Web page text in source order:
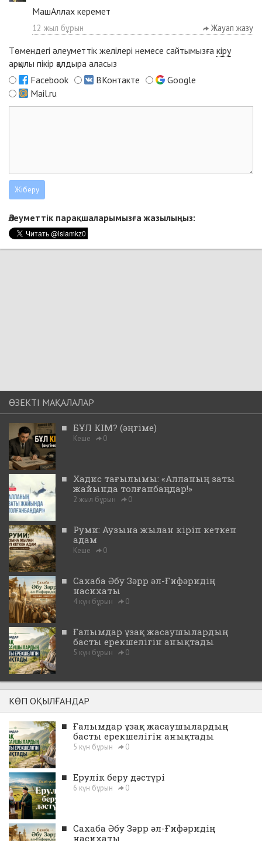
МашАллах керемет
12 жыл бұрын Жауап жазу
Төмендегі әлеуметтік желілері немесе сайтымызға кіру
арқылы пікір қалдыра аласыз
Facebook
ВКонтакте
Google
Mail.ru
Әлеуметтік парақшаларымызға жазылыңыз:
ӨЗЕКТІ МАҚАЛАЛАР
■ БҰЛ КІМ? (әңгіме)
Кеше 0
■ Хадис тағылымы: «Алланың заты
жайында толғанбаңдар!»
2 жыл бұрын 0
■ Руми: Аузына жылан кіріп кеткен
адам
Кеше 0
■ Сахаба Әбу Зәрр әл-Ғифәридің
насихаты
4 күн бұрын 0
■ Ғалымдар ұзақ жасаушылардың
басты ерекшелігін анықтады
5 күн бұрын 0
КӨП ОҚЫЛҒАНДАР
■ Ғалымдар ұзақ жасаушылардың
басты ерекшелігін анықтады
5 күн бұрын 0
■ Ерулік беру дәстүрі
6 күн бұрын 0
■ Сахаба Әбу Зәрр әл-Ғифәридің
насихаты